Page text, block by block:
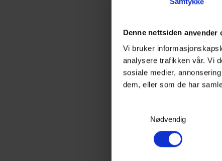
Denne nettsiden anvender
Vi bruker
analysere trafikken vår. Vi
sosiale medier,
dem, eller som de har
Nødvendig